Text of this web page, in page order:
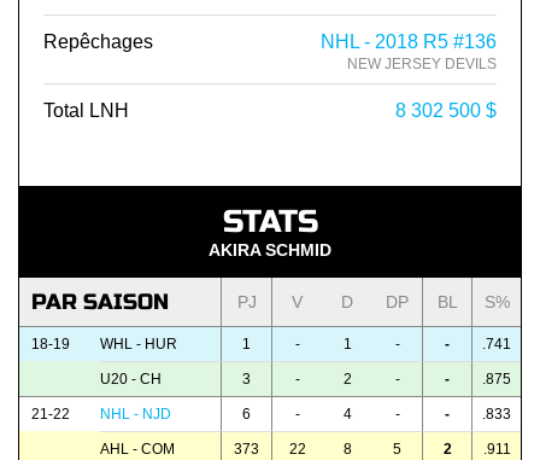
Repêchages NHL - 2018 R5 #136
NEW JERSEY DEVILS
Total LNH 8 302 500 $
STATS
AKIRA SCHMID
PAR SAISON PJ V D DP BL S%
18-19 WHL - HUR 1 - 1 - - .741
U20 - CH 3 - 2 - - .875
21-22 NHL - NJD 6 - 4 - - .833
AHL - COM 373 22 8 5 2 .911